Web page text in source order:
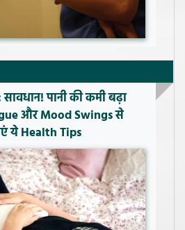
पानी की कमी बढ़ा
और Mood Swings से
ये Health Tips